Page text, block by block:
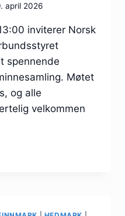
april 2026
inviterer Norsk
spennende
Møtet
og alle
velkommen